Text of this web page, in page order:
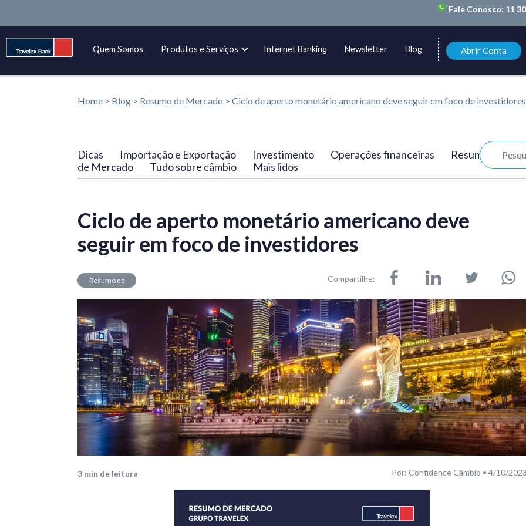
Fale Conosco: 11
Quem Somos Produtos e Serviços Internet Banking Newsletter Blog Abrir Conta
Home > Blog > Resumo de Mercado > Ciclo de aperto monetário americano deve seguir em foco de
Dicas Importação e Exportação Investimento Operações financeiras
Resumo
de Mercado
Tudo sobre câmbio Mais lidos
Ciclo de aperto monetário americano deve
seguir em foco de investidores
Resumo de
Compartilhe:
3 min de leitura Por: Confidence Câmbio • 4/10/